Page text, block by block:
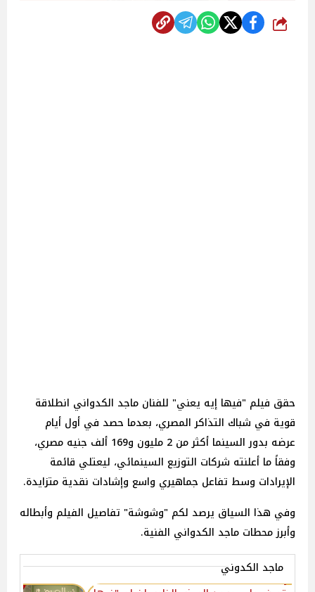
شارك
حقق فيلم "فيها إيه يعني" للفنان ماجد الكدواني انطلاقة
قوية في شباك التذاكر المصري، بعدما حصد في أول أيام
عرضه بدور السينما أكثر من 2 مليون و169 ألف جنيه مصري،
وفقاً ما أعلنته شركات التوزيع السينمائي، ليعتلي قائمة
الإيرادات وسط تفاعل جماهيري واسع وإشادات نقدية متزايدة.
وفي هذا السياق يرصد لكم "وشوشة" تفاصيل الفيلم وأبطاله
وأبرز محطات ماجد الكدواني الفنية.
ماجد الكدوني